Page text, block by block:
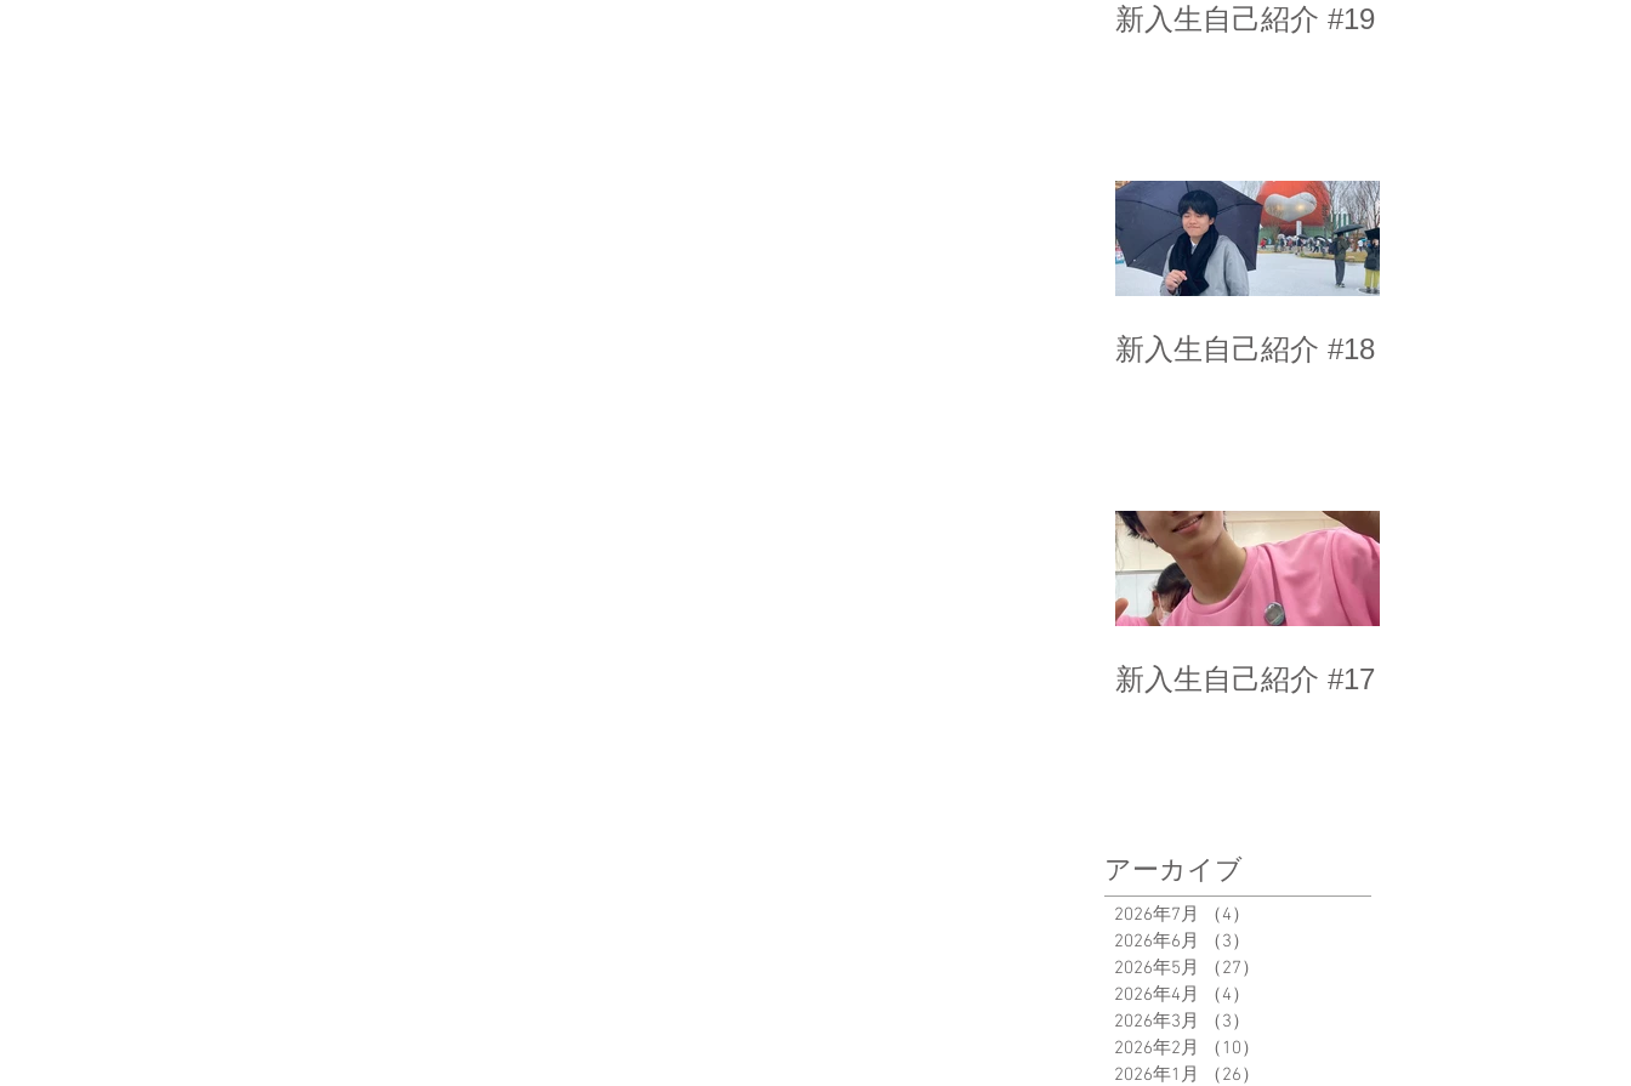
新入生自己紹介 #19
新入生自己紹介 #18
新入生自己紹介 #17
アーカイブ
2026年7月 （4）
2026年6月
（3）
2026年5月
（27）
2026年4月
（4）
2026年3月
（3）
2026年2月
（10）
2026年1月
（26）